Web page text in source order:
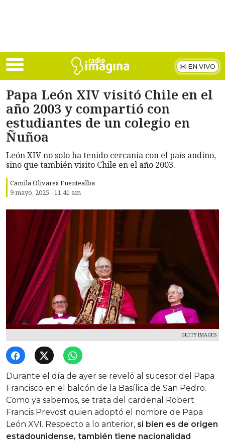
EN VIVO
Papa León XIV visitó Chile en el
año 2003 y compartió con
estudiantes de un colegio en
Ñuñoa
León XIV no solo ha tenido cercanía con el país andino,
sino que también visito Chile en el año 2003.
Camila Olivares Fuentealba
9 mayo, 2025 - 11:41 am
GETTY IMAGES
Durante el día de ayer se reveló al sucesor del Papa
Francisco en el balcón de la Basílica de San Pedro.
Como ya sabemos, se trata del cardenal Robert
Francis Prevost quien adoptó el nombre de Papa
León XVI. Respecto a lo anterior, si bien es de origen
estadounidense, también tiene nacionalidad